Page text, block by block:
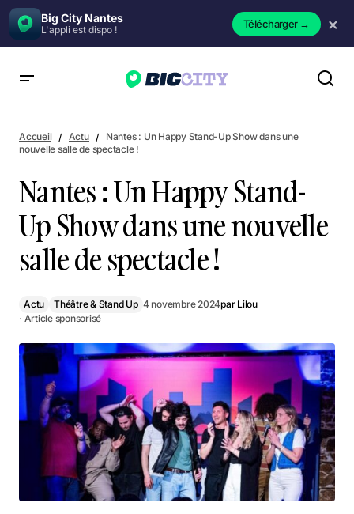
Big City Nantes
L'appli est dispo ! Télécharger→ ×
de spectacle !
Accueil Actu
Nantes : Un Happy Stand-Up Show dans une
nouvelle salle de spectacle !
Nantes : Un Happy Stand-
Up Show dans une nouvelle
salle de spectacle !
Actu Théâtre & Stand Up 4 novembre 2024par Lilou
· Article sponsorisé